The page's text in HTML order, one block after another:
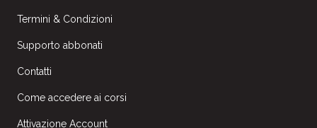
Termini & Condizioni
Supporto abbonati
Contatti
Come accedere ai corsi
Attivazione Account